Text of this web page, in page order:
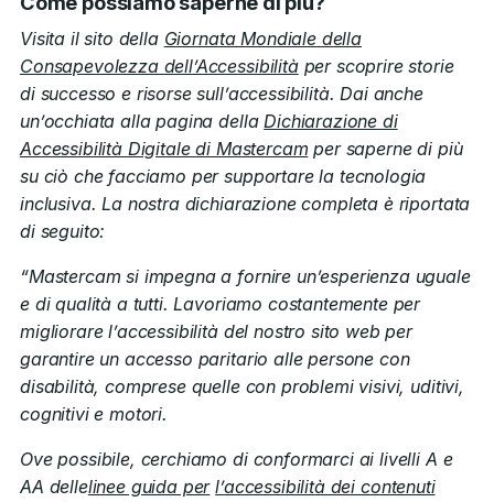
Visita il sito della Giornata Mondiale della
Consapevolezza dell’Accessibilitàper scoprire storie
di successo e risorse sull’accessibilità. Dai anche
un’occhiata alla pagina dellaDichiarazione di
Accessibilità Digitale di Mastercam per saperne di più
su ciò che facciamo per supportare la tecnologia
inclusiva. La nostra dichiarazione completa è riportata
di seguito:
“Mastercam si impegna a fornire un’esperienza uguale
e di qualità a tutti. Lavoriamo costantemente per
migliorare l’accessibilità del nostro sito web per
garantire un accesso paritario alle persone con
disabilità, comprese quelle con problemi visivi, uditivi,
cognitivi e motori.
Ove possibile, cerchiamo di conformarci ai livelli A e
AA dellelinee guida per l’accessibilità dei contenuti